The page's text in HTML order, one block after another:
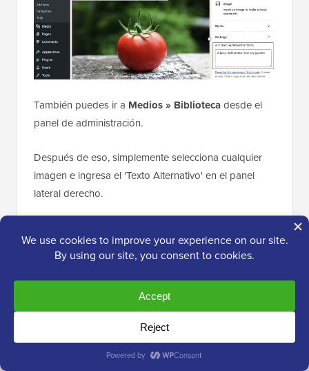
panel de administración.
Después de eso, simplemente selecciona cualquier